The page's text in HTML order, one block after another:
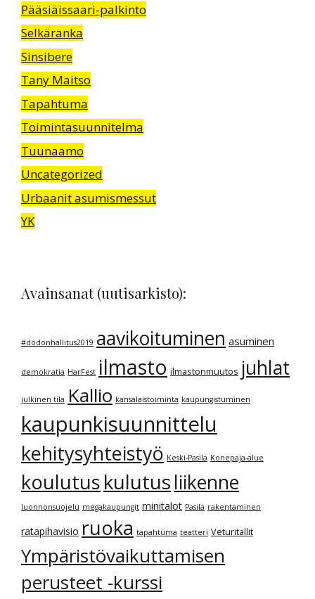
Pääsiäissaari-palkinto
Selkäranka
Sinsibere
Tany Maitso
Tapahtuma
Toimintasuunnitelma
Tuunaamo
Uncategorized
Urbaanit asumismessut
YK
Avainsanat (uutisarkisto):
#dodonhallitus2019 aavikoituminen asuminen
demokratia HarFest ilmasto ilmastonmuutos juhlat
julkinen tila Kallio kansalaistoiminta kaupungistuminen
kaupunkisuunnittelu
kehitysyhteistyö Keski-Pasila Konepaja-alue
koulutuskulutusliikenne
luonnonsuojelu megakaupungit minitalot Pasila rakentaminen
ratapihavisio ruoka tapahtuma teatteri Veturitallit
Ympäristövaikuttamisen
perusteet -kurssi